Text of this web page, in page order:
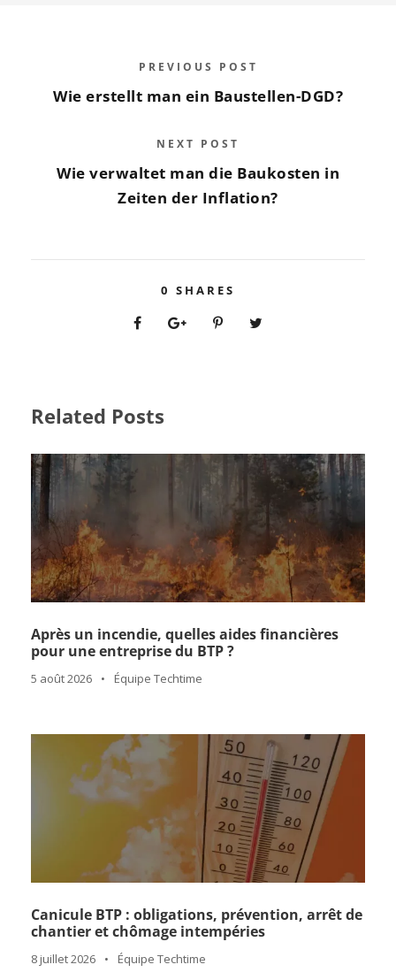
PREVIOUS POST
Wie erstellt man ein Baustellen-DGD?
NEXT POST
Wie verwaltet man die Baukosten in
Zeiten der Inflation?
0 SHARES
Related Posts
Après un incendie, quelles aides financières
pour une entreprise du BTP ?
5 août 2026 • Équipe Techtime
Canicule BTP : obligations, prévention, arrêt de
chantier et chômage intempéries
8 juillet 2026 • Équipe Techtime